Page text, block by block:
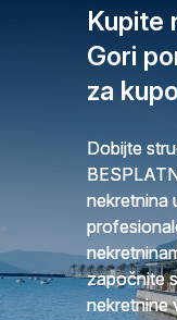
Kupite
Gori
za
Dobijte
nekretnina
započnite
nekretnine